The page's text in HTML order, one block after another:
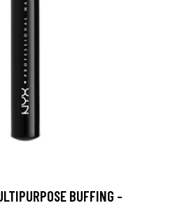
BUFFING -